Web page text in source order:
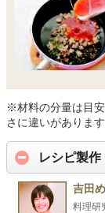
※材料の分量は目
さに違いがありま
レシピ製作
吉田
料理研